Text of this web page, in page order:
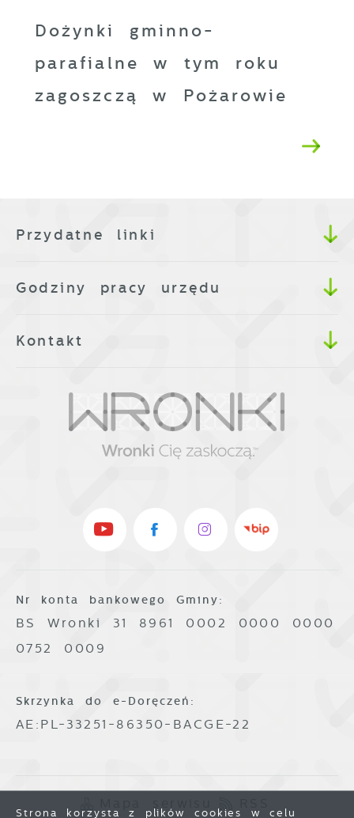
Dożynki gminno-
parafialne w tym roku
zagoszczą w Pożarowie
Przydatne linki
Godziny pracy urzędu
Kontakt
Nr konta bankowego Gminy:
BS Wronki 31 8961 0002 0000 0000
0752 0009
Skrzynka do e-Doręczeń:
AE:PL-33251-86350-BACGE-22
Strona korzysta z plików cookies w celu